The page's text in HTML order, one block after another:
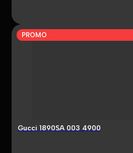
PROMO
Gucci 1890SA 003 4900